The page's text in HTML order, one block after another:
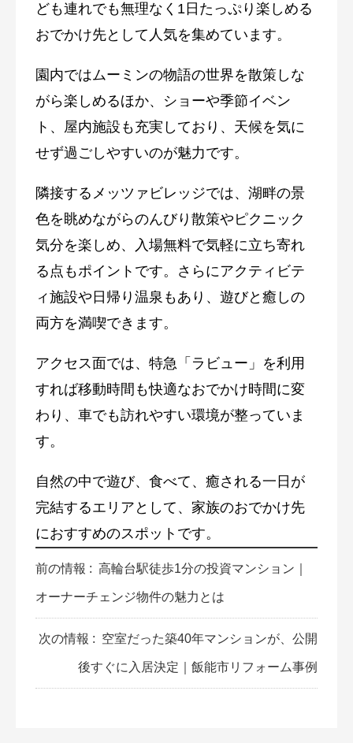
ども連れでも無理なく1日たっぷり楽しめる
おでかけ先として人気を集めています。
園内ではムーミンの物語の世界を散策しな
がら楽しめるほか、ショーや季節イベン
ト、屋内施設も充実しており、天候を気に
せず過ごしやすいのが魅力です。
隣接する メッツァビレッジでは、湖畔の景
色を眺めながらのんびり散策やピクニック
気分を楽しめ、入場無料で気軽に立ち寄れ
る点もポイントです。さらにアクティビテ
ィ施設や日帰り温泉もあり、遊びと癒しの
両方を満喫できます。
アクセス面では、特急「ラビュー」を利用
すれば移動時間も快適なおでかけ時間に変
わり、車でも訪れやすい環境が整っていま
す。
自然の中で遊び、食べて、癒される一日が
完結するエリアとして、家族のおでかけ先
におすすめのスポットです。
前の情報 : 高輪台駅徒歩1分の投資マンション｜
オーナーチェンジ物件の魅力とは
次の情報 : 空室だった築40年マンションが、公開
後すぐに入居決定｜飯能市リフォーム事例